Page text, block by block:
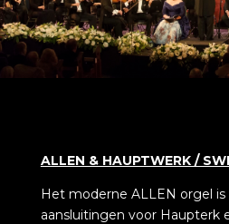
ALLEN & HAUPTWERK /
Het moderne ALLEN orgel is
aansluitingen voor Haupterk